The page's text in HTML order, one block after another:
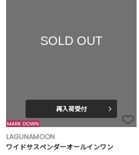
SOLD OUT
再入荷受付
LAGUNAMOON
ワイドサスペンダーオールインワン